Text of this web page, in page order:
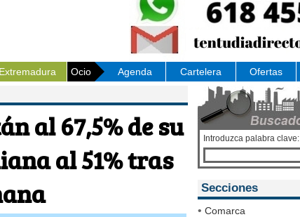
Extremadura Ocio Agenda Cartelera Ofertas
al 67,5% de su
al 51% tras
Introduzca palabra clave:
Secciones
• Comarca